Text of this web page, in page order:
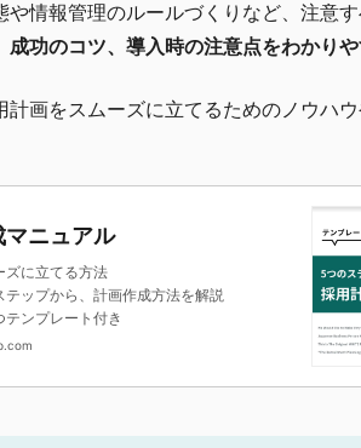
や情報管理のルールづくりなど、注意す
成功のコツ、導入時の注意点をわかりや
画をスムーズに立てるためのノウハ
ニュアル
ズに立てる方法
テップから、計画作成方法を解説
テンプレート付き